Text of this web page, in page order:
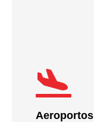
Aeroportos